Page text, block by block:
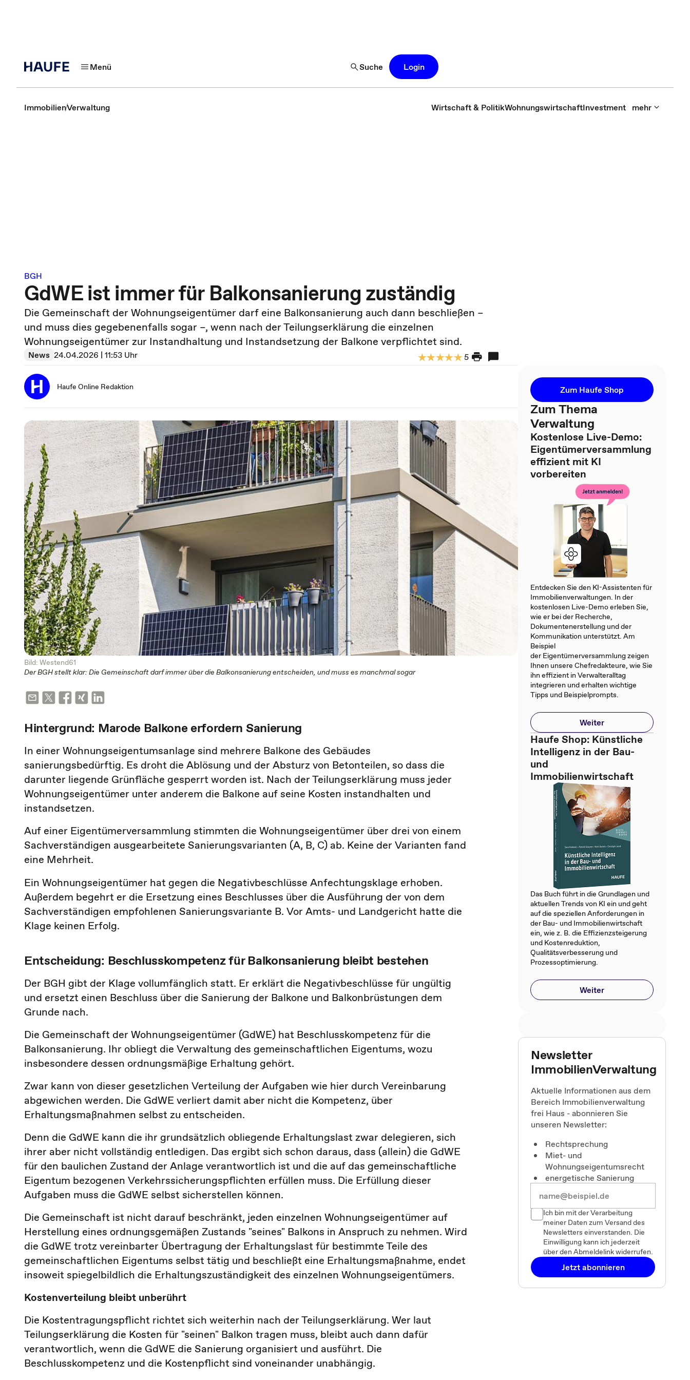
Menü Suche Login
ImmobilienVerwaltung Wirtschaft & PolitikWohnungswirtschaftInvestment mehr
BGH
GdWE ist immer für Balkonsanierung zuständig
Die Gemeinschaft der Wohnungseigentümer darf eine Balkonsanierung auch dann beschließen –
und muss dies gegebenenfalls sogar –, wenn nach der Teilungserklärung die einzelnen
Wohnungseigentümer zur Instandhaltung und Instandsetzung der Balkone verpflichtet sind.
News 24.04.2026 | 11:53 Uhr 5
Haufe Online Redaktion
Bild: Westend61
Der BGH stellt klar: Die Gemeinschaft darf immer über die Balkonsanierung entscheiden, und muss es manchmal sogar
Hintergrund: Marode Balkone erfordern Sanierung
In einer Wohnungseigentumsanlage sind mehrere Balkone des Gebäudes
sanierungsbedürftig. Es droht die Ablösung und der Absturz von Betonteilen, so dass die
darunter liegende Grünfläche gesperrt worden ist. Nach der Teilungserklärung muss jeder
Wohnungseigentümer unter anderem die Balkone auf seine Kosten instandhalten und
instandsetzen.
Auf einer Eigentümerversammlung stimmten die Wohnungseigentümer über drei von einem
Sachverständigen ausgearbeitete Sanierungsvarianten (A, B, C) ab. Keine der Varianten fand
eine Mehrheit.
Ein Wohnungseigentümer hat gegen die Negativbeschlüsse Anfechtungsklage erhoben.
Außerdem begehrt er die Ersetzung eines Beschlusses über die Ausführung der von dem
Sachverständigen empfohlenen Sanierungsvariante B. Vor Amts- und Landgericht hatte die
Klage keinen Erfolg.
Entscheidung: Beschlusskompetenz für Balkonsanierung bleibt bestehen
Der BGH gibt der Klage vollumfänglich statt. Er erklärt die Negativbeschlüsse für ungültig
und ersetzt einen Beschluss über die Sanierung der Balkone und Balkonbrüstungen dem
Grunde nach.
Die Gemeinschaft der Wohnungseigentümer (GdWE) hat Beschlusskompetenz für die
Balkonsanierung. Ihr obliegt die Verwaltung des gemeinschaftlichen Eigentums, wozu
insbesondere dessen ordnungsmäßige Erhaltung gehört.
Zwar kann von dieser gesetzlichen Verteilung der Aufgaben wie hier durch Vereinbarung
abgewichen werden. Die GdWE verliert damit aber nicht die Kompetenz, über
Erhaltungsmaßnahmen selbst zu entscheiden.
Denn die GdWE kann die ihr grundsätzlich obliegende Erhaltungslast zwar delegieren, sich
ihrer aber nicht vollständig entledigen. Das ergibt sich schon daraus, dass (allein) die GdWE
für den baulichen Zustand der Anlage verantwortlich ist und die auf das gemeinschaftliche
Eigentum bezogenen Verkehrssicherungspflichten erfüllen muss. Die Erfüllung dieser
Aufgaben muss die GdWE selbst sicherstellen können.
Die Gemeinschaft ist nicht darauf beschränkt, jeden einzelnen Wohnungseigentümer auf
Herstellung eines ordnungsgemäßen Zustands "seines" Balkons in Anspruch zu nehmen. Wird
die GdWE trotz vereinbarter Übertragung der Erhaltungslast für bestimmte Teile des
gemeinschaftlichen Eigentums selbst tätig und beschließt eine Erhaltungsmaßnahme, endet
insoweit spiegelbildlich die Erhaltungszuständigkeit des einzelnen Wohnungseigentümers.
Kostenverteilung bleibt unberührt
Die Kostentragungspflicht richtet sich weiterhin nach der Teilungserklärung. Wer laut
Teilungserklärung die Kosten für "seinen" Balkon tragen muss, bleibt auch dann dafür
verantwortlich, wenn die GdWE die Sanierung organisiert und ausführt. Die
Beschlusskompetenz und die Kostenpflicht sind voneinander unabhängig.
Zum Haufe Shop
Zum Thema
Verwaltung
Kostenlose Live-Demo:
Eigentümerversammlung
effizient mit KI
vorbereiten
Entdecken Sie den KI-Assistenten für
Immobilienverwaltungen. In der
kostenlosen Live-Demo erleben Sie,
wie er bei der Recherche,
Dokumentenerstellung und der
Kommunikation unterstützt. Am
Beispiel
der Eigentümerversammlung zeigen
Ihnen unsere Chefredakteure, wie Sie
ihn effizient in Verwalteralltag
integrieren und erhalten wichtige
Tipps und Beispielprompts.
Weiter
Haufe Shop: Künstliche
Intelligenz in der Bau-
und
Immobilienwirtschaft
Das Buch führt in die Grundlagen und
aktuellen Trends von KI ein und geht
auf die speziellen Anforderungen in
der Bau- und Immobilienwirtschaft
ein, wie z. B. die Effizienzsteigerung
und Kostenreduktion,
Qualitätsverbesserung und
Prozessoptimierung.
Weiter
Newsletter
ImmobilienVerwaltung
Aktuelle Informationen aus dem
Bereich Immobilienverwaltung
frei Haus - abonnieren Sie
unseren Newsletter:
Rechtsprechung
Miet- und
Wohnungseigentumsrecht
energetische Sanierung
Ich bin mit der Verarbeitung
meiner Daten zum Versand des
Newsletters einverstanden. Die
Einwilligung kann ich jederzeit
über den Abmeldelink widerrufen.
Jetzt abonnieren